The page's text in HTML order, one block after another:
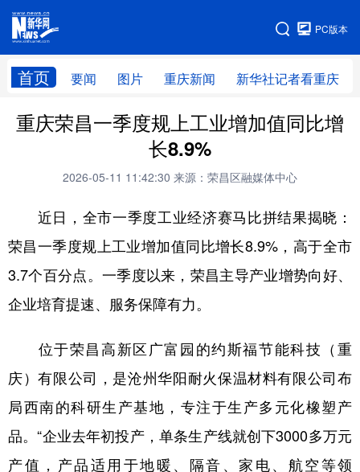
PC版本
首页 要闻 图片 重庆新闻 新华社记者看重庆
网站地图
重庆荣昌一季度规上工业增加值同比增
长8.9%
2026-05-11 11:42:30 来源：荣昌区融媒体中心
近日，全市一季度工业经济赛马比拼结果揭晓：
荣昌一季度规上工业增加值同比增长8.9%，高于全市
3.7个百分点。一季度以来，荣昌主导产业增势向好、
企业培育提速、服务保障有力。
位于荣昌高新区广富园的约斯福节能科技（重
庆）有限公司，是沧州华阳耐火保温材料有限公司布
局西南的科研生产基地，专注于生产多元化橡塑产
品。“企业去年初投产，单条生产线就创下3000多万元
产值，产品适用于地暖、隔音、家电、航空等领